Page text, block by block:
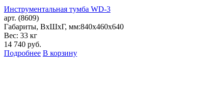
Инструментальная тумба WD-3
арт. (8609)
Габариты, ВxШxГ, мм:840x460x640
Вес: 33 кг
14 740 руб.
Подробнее В корзину